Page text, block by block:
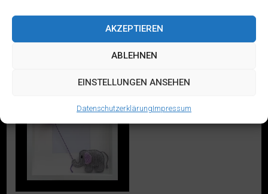
AKZEPTIEREN
ABLEHNEN
EINSTELLUNGEN ANSEHEN
DatenschutzerklärungImpressum
Einzelnes Ergebnis wird angezeigt